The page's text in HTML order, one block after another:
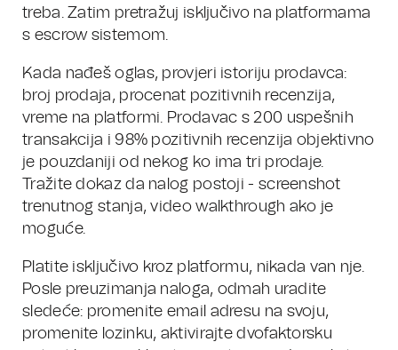
treba. Zatim pretražuj isključivo na platformama
s escrow sistemom.
Kada nađeš oglas, provjeri istoriju prodavca:
broj prodaja, procenat pozitivnih recenzija,
vreme na platformi. Prodavac s 200 uspešnih
transakcija i 98% pozitivnih recenzija objektivno
je pouzdaniji od nekog ko ima tri prodaje.
Tražite dokaz da nalog postoji - screenshot
trenutnog stanja, video walkthrough ako je
moguće.
Platite isključivo kroz platformu, nikada van nje.
Posle preuzimanja naloga, odmah uradite
sledeće: promenite email adresu na svoju,
promenite lozinku, aktivirajte dvofaktorsku